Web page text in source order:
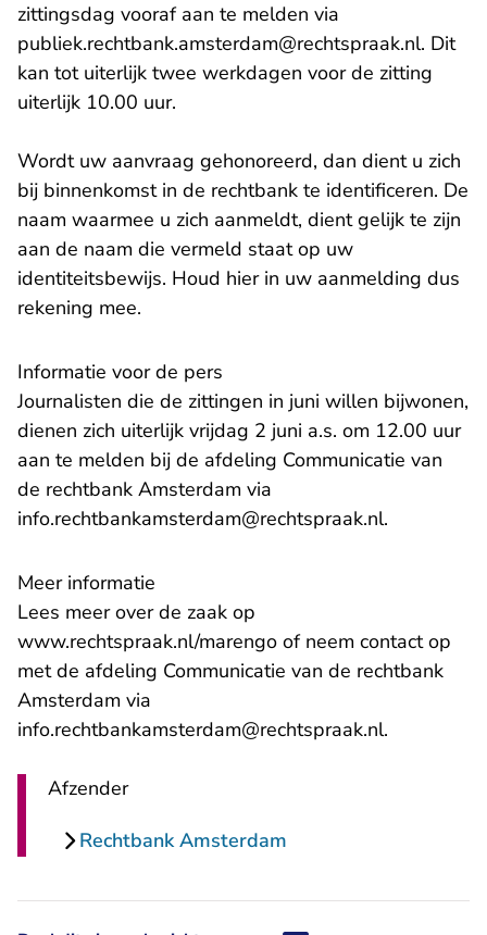
zittingsdag vooraf aan te melden via
publiek.rechtbank.amsterdam@rechtspraak.nl- U
. Dit
kan tot uiterlijk twee werkdagen voor de zitting
uiterlijk 10.00 uur.
Wordt uw aanvraag gehonoreerd, dan dient u zich
bij binnenkomst in de rechtbank te identificeren. De
naam waarmee u zich aanmeldt, dient gelijk te zijn
aan de naam die vermeld staat op uw
identiteitsbewijs. Houd hier in uw aanmelding dus
rekening mee.
Informatie voor de pers
Journalisten die de zittingen in juni willen bijwonen,
dienen zich uiterlijk vrijdag 2 juni a.s. om 12.00 uur
aan te melden bij de afdeling Communicatie van
de rechtbank Amsterdam via
info.rechtbankamsterdam@rechtspraak.nl- U verlaat
.
Meer informatie
Lees meer over de zaak op
www.rechtspraak.nl/marengo of neem contact op
met de afdeling Communicatie van de rechtbank
Amsterdam via
info.rechtbankamsterdam@rechtspraak.nl- U verlaat
.
Afzender
Rechtbank Amsterdam